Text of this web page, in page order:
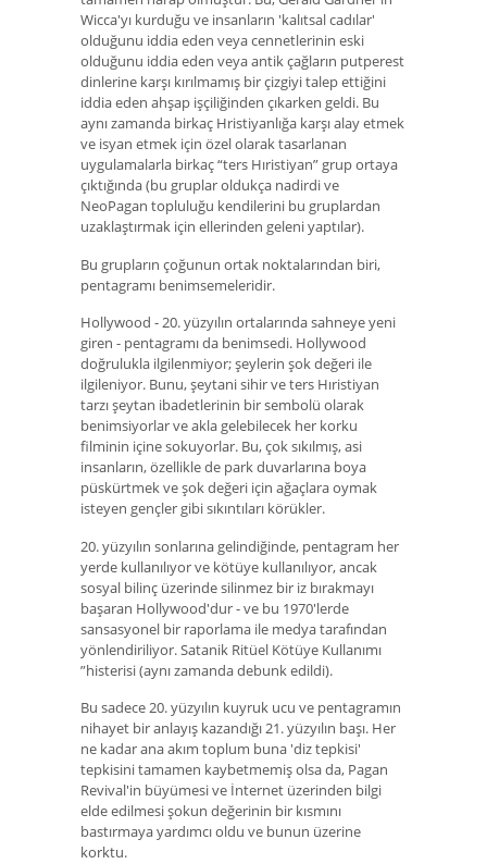
Wicca'yı kurduğu ve insanların 'kalıtsal cadılar'
olduğunu iddia eden veya cennetlerinin eski
olduğunu iddia eden veya antik çağların putperest
dinlerine karşı kırılmamış bir çizgiyi talep ettiğini
iddia eden ahşap işçiliğinden çıkarken geldi. Bu
aynı zamanda birkaç Hristiyanlığa karşı alay etmek
ve isyan etmek için özel olarak tasarlanan
uygulamalarla birkaç “ters Hıristiyan” grup ortaya
çıktığında (bu gruplar oldukça nadirdi ve
NeoPagan topluluğu kendilerini bu gruplardan
uzaklaştırmak için ellerinden geleni yaptılar).
Bu grupların çoğunun ortak noktalarından biri,
pentagramı benimsemeleridir.
Hollywood - 20. yüzyılın ortalarında sahneye yeni
giren - pentagramı da benimsedi. Hollywood
doğrulukla ilgilenmiyor; şeylerin şok değeri ile
ilgileniyor. Bunu, şeytani sihir ve ters Hıristiyan
tarzı şeytan ibadetlerinin bir sembolü olarak
benimsiyorlar ve akla gelebilecek her korku
filminin içine sokuyorlar. Bu, çok sıkılmış, asi
insanların, özellikle de park duvarlarına boya
püskürtmek ve şok değeri için ağaçlara oymak
isteyen gençler gibi sıkıntıları körükler.
20. yüzyılın sonlarına gelindiğinde, pentagram her
yerde kullanılıyor ve kötüye kullanılıyor, ancak
sosyal bilinç üzerinde silinmez bir iz bırakmayı
başaran Hollywood'dur - ve bu 1970'lerde
sansasyonel bir raporlama ile medya tarafından
yönlendiriliyor. Satanik Ritüel Kötüye Kullanımı
”histerisi (aynı zamanda debunk edildi).
Bu sadece 20. yüzyılın kuyruk ucu ve pentagramın
nihayet bir anlayış kazandığı 21. yüzyılın başı. Her
ne kadar ana akım toplum buna 'diz tepkisi'
tepkisini tamamen kaybetmemiş olsa da, Pagan
Revival'in büyümesi ve İnternet üzerinden bilgi
elde edilmesi şokun değerinin bir kısmını
bastırmaya yardımcı oldu ve bunun üzerine
korktu.